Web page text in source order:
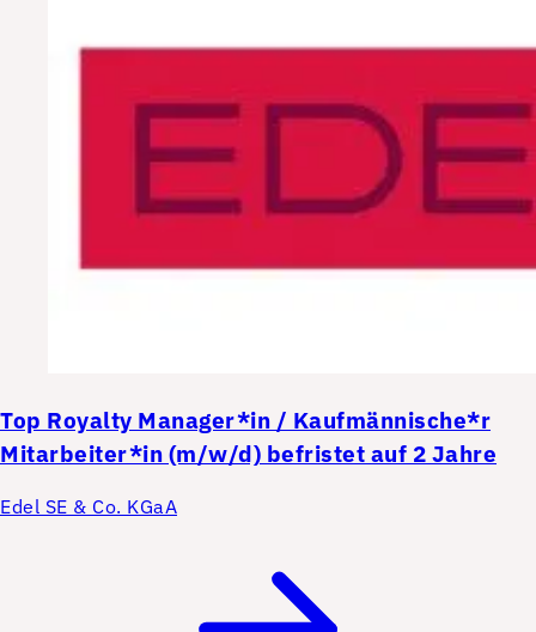
Top Royalty Manager*in / Kaufmännische*r
Mitarbeiter*in (m/w/d) befristet auf 2 Jahre
Edel SE & Co. KGaA